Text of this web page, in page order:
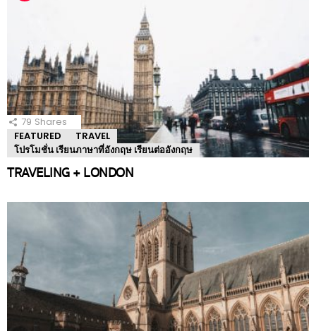
79 Shares
FEATURED
TRAVEL
โปรโมชั่น เรียนภาษาที่อังกฤษ เรียนต่ออังกฤษ
TRAVELING + LONDON